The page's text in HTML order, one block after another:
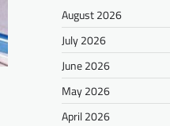
August 2026
July 2026
June 2026
May 2026
April 2026